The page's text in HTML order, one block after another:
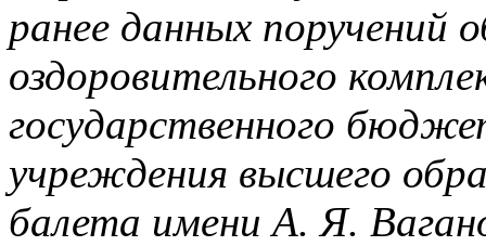
ранее данных поручений
оздоровительного
государственного
учреждения высшего
балета имени А. Я.